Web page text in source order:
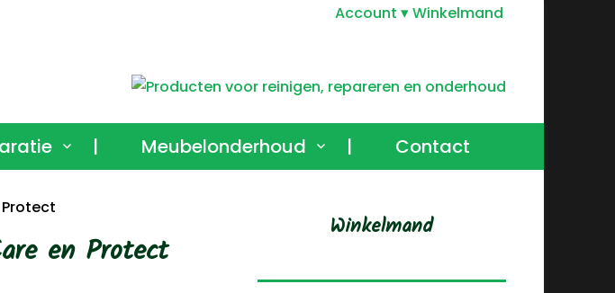
Account Winkelmand
| Meubelonderhoud | Contact
en Protect
Winkelmand